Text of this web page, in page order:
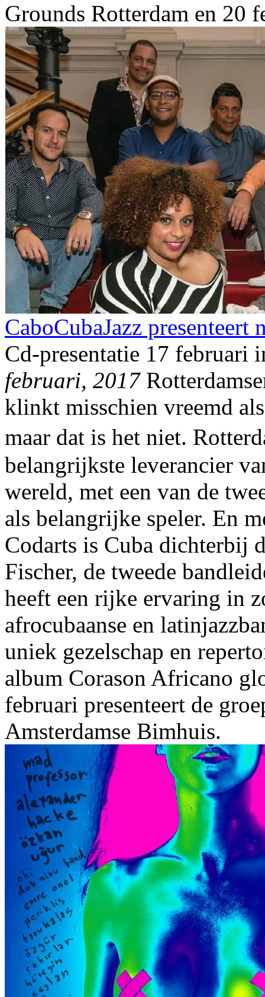
Grounds Rotterdam en 20
CaboCubaJazz
Cd-presentatie 17 februari
februari, 2017
klinkt misschien vreemd
maar dat is het niet.
belangrijkste leverancier
wereld, met een van de
als belangrijke speler. En
Codarts is Cuba dichterbij
Fischer, de tweede
heeft een rijke ervaring in
afrocubaanse en
uniek gezelschap en
album Corason Africano
februari presenteert de
Amsterdamse Bimhuis.